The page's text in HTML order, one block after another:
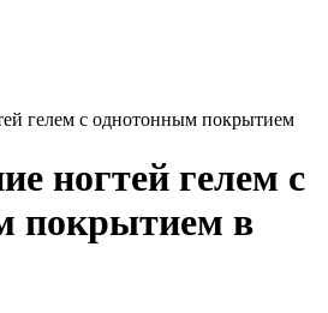
гелем с однотонным покрытием
ногтей гелем с
покрытием в